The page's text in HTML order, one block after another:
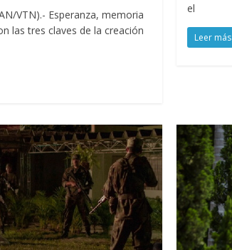
VTN).- Esperanza, memoria
las tres claves de la creación
el
Leer más